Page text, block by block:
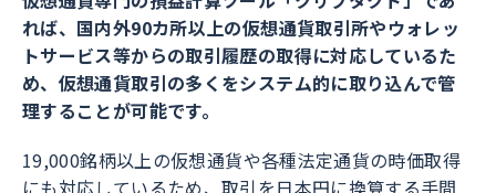
れば、国内外90カ所以上の仮想通貨取引所やウォレッ
トサービス等からの取引履歴の取得に対応しているた
め、仮想通貨取引の多くをシステム的に取り込んで管
理することが可能です。
19,000銘柄以上の仮想通貨や各種法定通貨の時価取得
にも対応しているため、取引を日本円に換算する手間